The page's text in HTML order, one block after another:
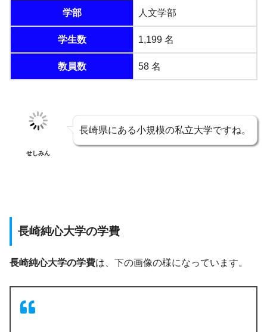
学部 人文学部
学生数 1,199 名
教員数 58 名
せしみん
長崎県にある小規模の私立大学ですね。
長崎純心大学の学費
長崎純心大学の学費は、下の画像の様になっています。